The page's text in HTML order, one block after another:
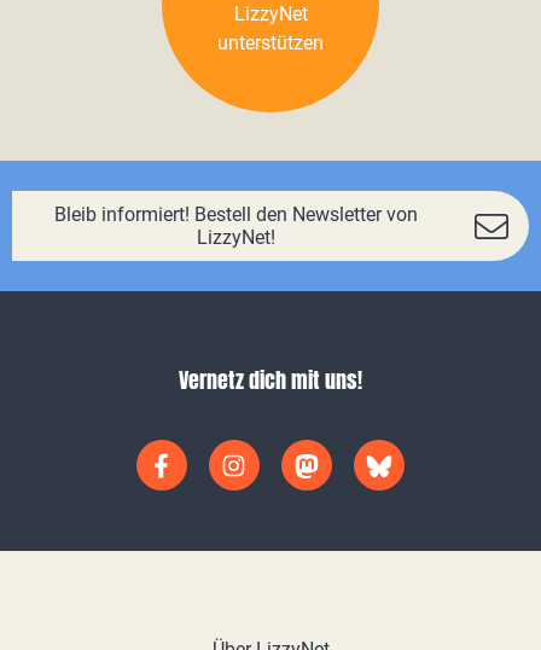
LizzyNet
unterstützen
Bleib informiert! Bestell den Newsletter von
LizzyNet!
Vernetz dich mit uns!